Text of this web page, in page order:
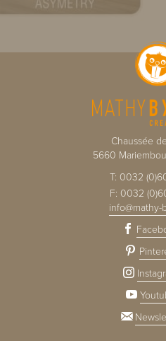
Chaussée
5660
T: 0032
F: 0032
info@mathy-